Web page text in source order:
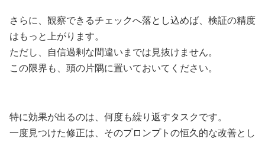
さらに、観察できるチェックへ落とし込めば、検証の精度
はもっと上がります。
ただし、自信過剰な間違いまでは見抜けません。
この限界も、頭の片隅に置いておいてください。
特に効果が出るのは、何度も繰り返すタスクです。
一度見つけた修正は、そのプロンプトの恒久的な改善とし